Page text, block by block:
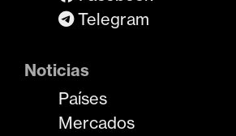
Telegram
Noticias
Países
Mercados